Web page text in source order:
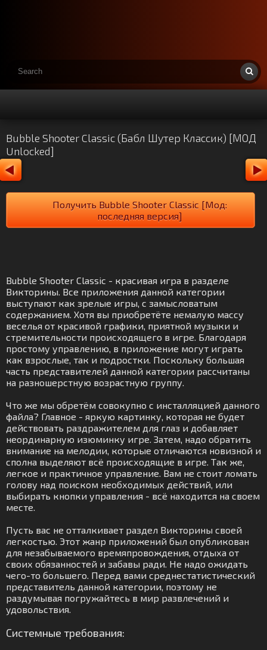
Bubble Shooter Classic (Бабл Шутер Классик) [МОД
Unlocked]
Получить Bubble Shooter Classic [Мод:
последняя версия]
Bubble Shooter Classic - красивая игра в разделе
Викторины. Все приложения данной категории
выступают как зрелые игры, с замысловатым
содержанием. Хотя вы приобретёте немалую массу
веселья от красивой графики, приятной музыки и
стремительности происходящего в игре. Благодаря
простому управлению, в приложение могут играть
как взрослые, так и подростки. Поскольку большая
часть представителей данной категории рассчитаны
на разношерстную возрастную группу.
Что же мы обретём совокупно с инсталляцией данного
файла? Главное - яркую картинку, которая не будет
действовать раздражителем для глаз и добавляет
неординарную изюминку игре. Затем, надо обратить
внимание на мелодии, которые отличаются новизной и
сполна выделяют всё происходящие в игре. Так же,
легкое и практичное управление. Вам не стоит ломать
голову над поиском необходимых действий, или
выбирать кнопки управления - всё находится на своем
месте.
Пусть вас не отталкивает раздел Викторины своей
легкостью. Этот жанр приложений был опубликован
для незабываемого времяпровождения, отдыха от
своих обязанностей и забавы ради. Не надо ожидать
чего-то большего. Перед вами среднестатистический
представитель данной категории, поэтому не
раздумывая погружайтесь в мир развлечений и
удовольствия.
Системные требования: